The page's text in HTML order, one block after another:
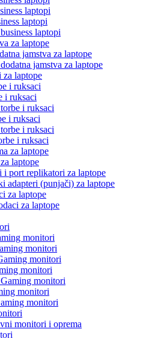
laptopi
laptopi
laptopi
za laptope
jamstva za laptope
jamstva za laptope
za laptope
i ruksaci
i ruksaci
i ruksaci
i ruksaci
i ruksaci
i ruksaci
za laptope
laptope
i port replikatori za laptope
adapteri (punjači) za laptope
za laptope
za laptope
monitori
monitori
monitori
monitori
monitori
monitori
monitori
monitori i oprema